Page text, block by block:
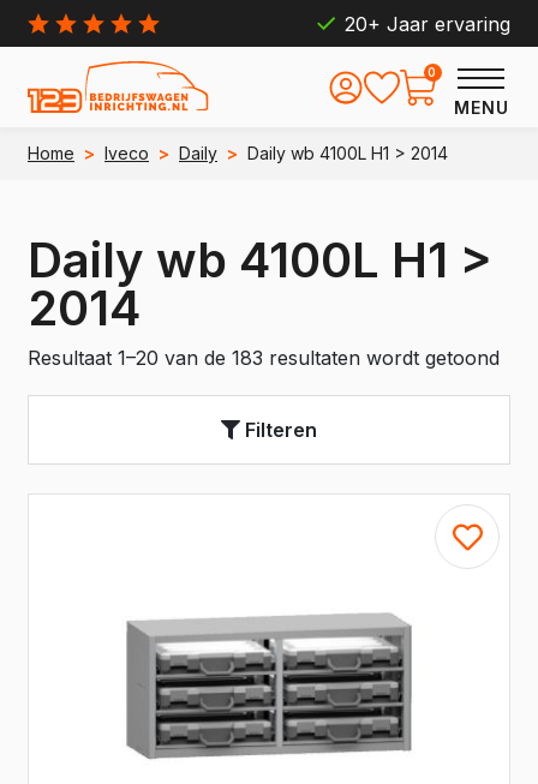
20+ Jaar ervaring
MENU
0
Home > Iveco > Daily > Daily wb 4100L H1 > 2014
Daily wb 4100L H1 >
2014
Resultaat 1–20 van de 183 resultaten wordt getoond
Filteren